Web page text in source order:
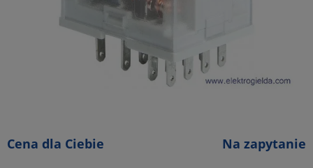
Cena dla Ciebie Na zapytanie